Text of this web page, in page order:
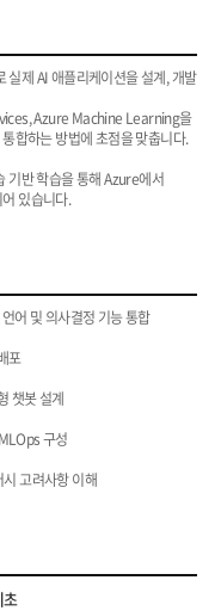
제 AI 애플리케이션을 설계, 개발
Azure Machine Learning을
합하는 방법에 초점을 맞춥니다.
기반 학습을 통해 Azure에서
있습니다.
어 및 의사결정 기능 통합
포
챗봇 설계
구성
고려사항 이해
초